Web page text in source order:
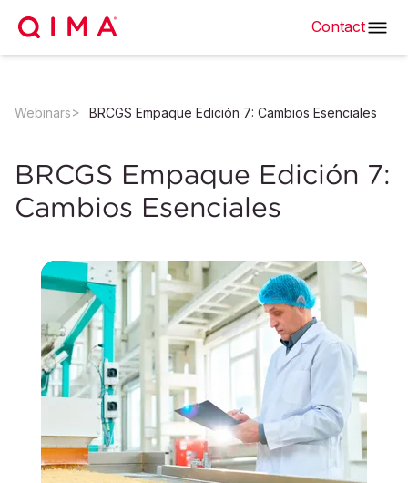
Contact
Webinars BRCGS Empaque Edición 7: Cambios Esenciales
BRCGS Empaque Edición 7:
Cambios Esenciales